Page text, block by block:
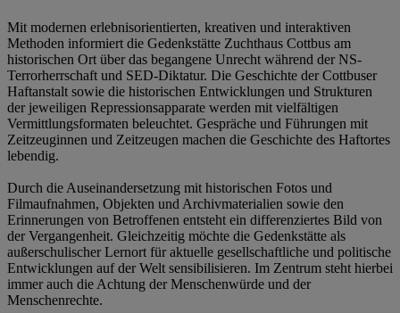
Mit modernen erlebnisorientierten, kreativen und interaktiven
Methoden informiert die Gedenkstätte Zuchthaus Cottbus am
historischen Ort über das begangene Unrecht während der NS-
Terrorherrschaft und SED-Diktatur. Die Geschichte der Cottbuser
Haftanstalt sowie die historischen Entwicklungen und Strukturen
der jeweiligen Repressionsapparate werden mit vielfältigen
Vermittlungsformaten beleuchtet. Gespräche und Führungen mit
Zeitzeuginnen und Zeitzeugen machen die Geschichte des Haftortes
lebendig.
Durch die Auseinandersetzung mit historischen Fotos und
Filmaufnahmen, Objekten und Archivmaterialien sowie den
Erinnerungen von Betroffenen entsteht ein differenziertes Bild von
der Vergangenheit. Gleichzeitig möchte die Gedenkstätte als
außerschulischer Lernort für aktuelle gesellschaftliche und politische
Entwicklungen auf der Welt sensibilisieren. Im Zentrum steht hierbei
immer auch die Achtung der Menschenwürde und der
Menschenrechte.